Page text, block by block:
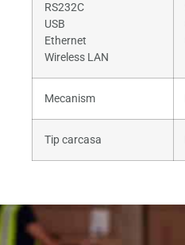
RS232C
USB
Ethernet
Wireless LAN
Mecanism
Tip carcasa